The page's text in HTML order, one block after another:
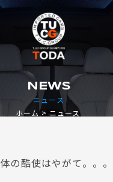
ニュース
NEWS
ホーム ニュース
体の酷使はやがて。。。